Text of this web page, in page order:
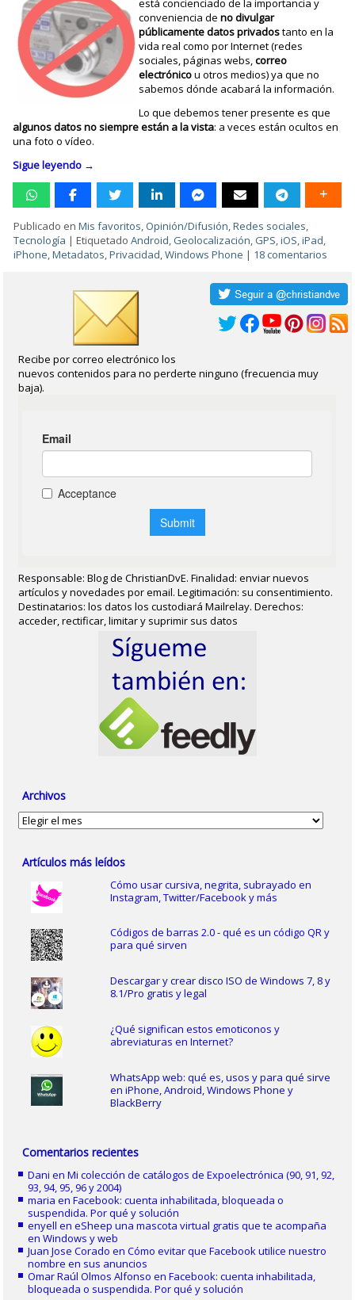
está concienciado de la importancia y
conveniencia de no divulgar
públicamente datos privadostanto en la
vida real como por Internet (redes
sociales, páginas webs,correo
electrónicou otros medios) ya que no
sabemos dónde acabará la información.
Lo que debemos tener presente es que
algunos datos no siempre están a la vista: a veces están ocultos en
una foto o vídeo.
Sigue leyendo →
Publicado en Mis favoritos, Opinión/Difusión,Redes sociales,
Tecnología |Etiquetado Android, Geolocalización, GPS,iOS,iPad,
iPhone,Metadatos,Privacidad,Windows Phone | 18 comentarios
Recibe por correo electrónico los
nuevos contenidos para no perderte ninguno (frecuencia muy
baja).
Responsable: Blog de ChristianDvE. Finalidad: enviar nuevos
artículos y novedades por email. Legitimación: su consentimiento.
Destinatarios: los datos los custodiará Mailrelay. Derechos:
acceder, rectificar, limitar y suprimir sus datos
Archivos
Archivos
Artículos más leídos
Cómo usar cursiva, negrita, subrayado en
Instagram, Twitter/Facebook y más
Códigos de barras 2.0 - qué es un código QR y
para qué sirven
Descargar y crear disco ISO de Windows 7, 8 y
8.1/Pro gratis y legal
¿Qué significan estos emoticonos y
abreviaturas en Internet?
WhatsApp web: qué es, usos y para qué sirve
en iPhone, Android, Windows Phone y
BlackBerry
Comentarios recientes
Dani enMi colección de catálogos de Expoelectrónica (90, 91, 92,
93, 94, 95, 96 y 2004)
maria enFacebook: cuenta inhabilitada, bloqueada o
suspendida. Por qué y solución
enyell eneSheep una mascota virtual gratis que te acompaña
en Windows y web
Juan Jose Corado enCómo evitar que Facebook utilice nuestro
nombre en sus anuncios
Omar Raúl Olmos Alfonso enFacebook: cuenta inhabilitada,
bloqueada o suspendida. Por qué y solución